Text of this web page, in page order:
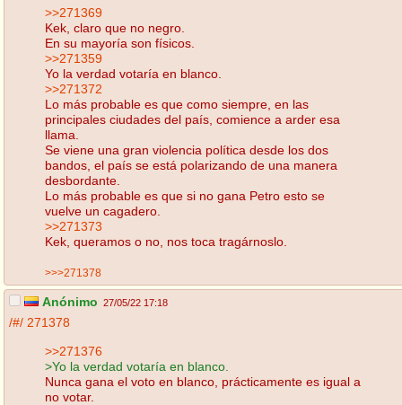
>>271369
Kek, claro que no negro.
En su mayoría son físicos.
>>271359
Yo la verdad votaría en blanco.
>>271372
Lo más probable es que como siempre, en las
principales ciudades del país, comience a arder esa
llama.
Se viene una gran violencia política desde los dos
bandos, el país se está polarizando de una manera
desbordante.
Lo más probable es que si no gana Petro esto se
vuelve un cagadero.
>>271373
Kek, queramos o no, nos toca tragárnoslo.
>>>271378
Anónimo 27/05/22 17:18
/#/ 271378
>>271376
>Yo la verdad votaría en blanco.
Nunca gana el voto en blanco, prácticamente es igual a
no votar.